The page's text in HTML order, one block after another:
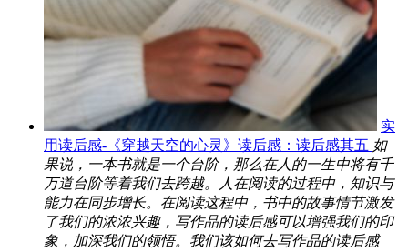
实
用读后感-《穿越天空的心灵》读后感：读后感其五 如
果说，一本书就是一个台阶，那么在人的一生中将有千
万道台阶等着我们去跨越。人在阅读的过程中，知识与
能力在同步增长。在阅读这程中，书中的故事情节激发
了我们的浓浓兴趣，写作品的读后感可以增强我们的印
象，加深我们的领悟。我们该如何去写作品的读后感